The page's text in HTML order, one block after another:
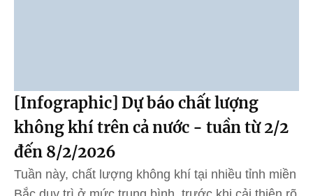
[Infographic] Dự báo chất lượng
không khí trên cả nước - tuần từ 2/2
đến 8/2/2026
Tuần này, chất lượng không khí tại nhiều tỉnh miền